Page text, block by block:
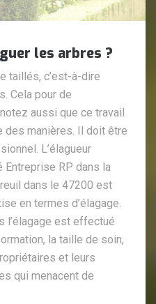
les arbres ?
taillés, c’est-à-dire
Cela pour de
aussi que ce travail
manières. Il doit être
L’élagueur
RP dans la
dans le 47200 est
en termes d’élagage.
l’élagage est effectué
la taille de soin,
et leurs
qui menacent de